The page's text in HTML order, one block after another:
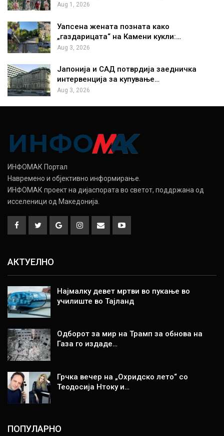
Aug 1, 2026
Уапсена жената позната како
„газдарицата“ на Камени кукли:…
Aug 3, 2026
Јапонија и САД потврдија заедничка
интервенција за купување…
Aug 3, 2026
ИНФОМАК Портал
Навремено и објективно информирање.
ИНФОМАК проект на дијаспората во светот, поддржана од
исселеници од Македонија.
АКТУЕЛНО
Најмалку девет мртви во пукање во
училиште во Тајланд
Одборот за мир на Трамп за обнова на
Газа го издаде…
Грчка вечер на „Охридско лето“ со
Теодосија Нтоку и…
ПОПУЛАРНО